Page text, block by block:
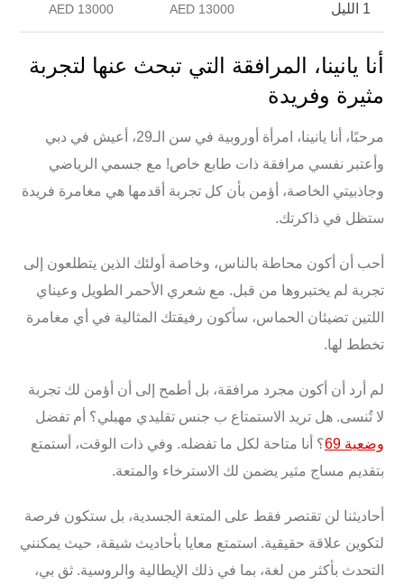
أنا يانينا، المرافقة التي تبحث عنها لتجربة
مثيرة وفريدة
مرحبًا، أنا يانينا، امرأة أوروبية في سن الـ29، أعيش في
دبي
وأعتبر نفسي مرافقة ذات طابع خاص! مع جسمي الرياضي
وجاذبيتي الخاصة، أؤمن بأن كل تجربة أقدمها هي مغامرة فريدة
ستظل في ذاكرتك.
أحب أن أكون محاطة بالناس، وخاصة أولئك الذين يتطلعون إلى
تجربة لم يختبروها من قبل. مع شعري الأحمر الطويل وعيناي
اللتين تضيئان الحماس، سأكون رفيقتك المثالية في أي مغامرة
تخطط لها.
لم أرد أن أكون مجرد مرافقة، بل أطمح إلى أن أؤمن لك تجربة
لا تُنسى. هل تريد الاستمتاع ب جنس تقليدي مهبلي؟ أم تفضل
وضعية 69
؟ أنا متاحة لكل ما تفضله. وفي ذات الوقت، أستمتع
بتقديم مساج مثير يضمن لك الاسترخاء والمتعة.
أحاديثنا لن تقتصر فقط على المتعة الجسدية، بل ستكون فرصة
لتكوين علاقة حقيقية. استمتع معايا بأحاديث شيقة، حيث يمكنني
التحدث بأكثر من لغة، بما في ذلك الإيطالية و الروسية. ثق بي،
1 الليل 13000 AED
13000 AED